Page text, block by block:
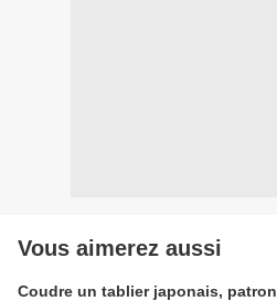
Vous aimerez aussi
Coudre un tablier japonais, patron